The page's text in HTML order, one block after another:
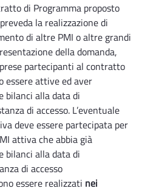
di Programma proposto
la realizzazione di
di altre PMI o altre grandi
della domanda,
partecipanti al contratto
essere attive ed aver
bilanci alla data di
di accesso. L’eventuale
deve essere partecipata per
attiva che abbia già
bilanci alla data di
di accesso
essere realizzati nei